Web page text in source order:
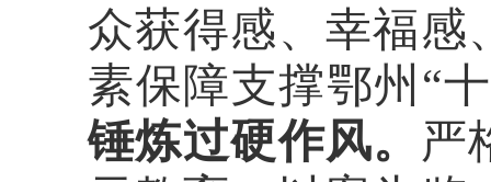
众获得感、幸福感
素保障支撑鄂州“
锤炼过硬作风。 严